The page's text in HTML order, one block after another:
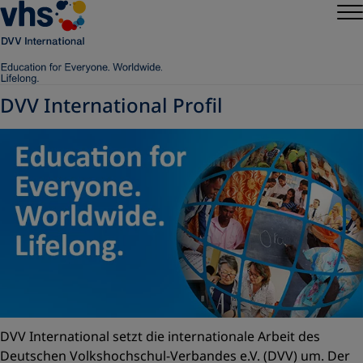
DVV International Profil
DVV International setzt die internationale Arbeit des
Deutschen Volkshochschul-Verbandes e.V. (DVV) um. Der